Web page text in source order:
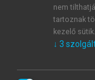
mersz.hu
tudomásul
nem
tartoznak
kezelő sütik.
↓ 3